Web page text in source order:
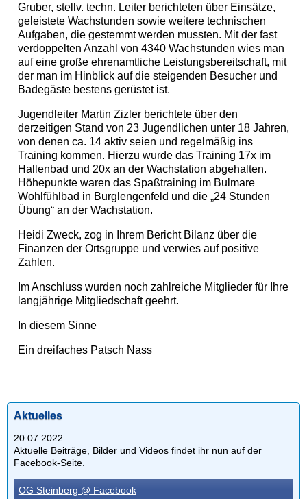
Gruber, stellv. techn. Leiter berichteten über Einsätze,
geleistete Wachstunden sowie weitere technischen
Aufgaben, die gestemmt werden mussten. Mit der fast
verdoppelten Anzahl von 4340 Wachstunden wies man
auf eine große ehrenamtliche Leistungsbereitschaft, mit
der man im Hinblick auf die steigenden Besucher und
Badegäste bestens gerüstet ist.
Jugendleiter Martin Zizler berichtete über den
derzeitigen Stand von 23 Jugendlichen unter 18 Jahren,
von denen ca. 14 aktiv seien und regelmäßig ins
Training kommen. Hierzu wurde das Training 17x im
Hallenbad und 20x an der Wachstation abgehalten.
Höhepunkte waren das Spaßtraining im Bulmare
Wohlfühlbad in Burglengenfeld und die „24 Stunden
Übung“ an der Wachstation.
Heidi Zweck, zog in Ihrem Bericht Bilanz über die
Finanzen der Ortsgruppe und verwies auf positive
Zahlen.
Im Anschluss wurden noch zahlreiche Mitglieder für Ihre
langjährige Mitgliedschaft geehrt.
In diesem Sinne
Ein dreifaches Patsch Nass
Aktuelles
20.07.2022
Aktuelle Beiträge, Bilder und Videos findet ihr nun auf der
Facebook-Seite.
OG Steinberg @ Facebook